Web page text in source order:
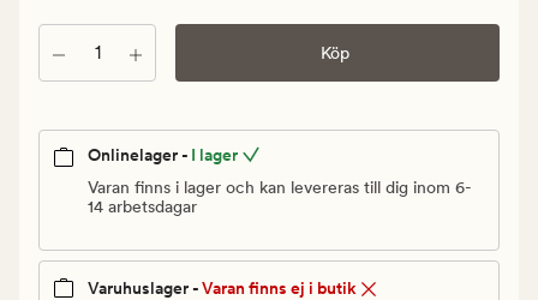
999,90
kr.
Ordinarie
11
999,90
Antal Köp
Onlinelager - I lager
Varan finns i lager och kan levereras till dig inom 6-
14 arbetsdagar
Varuhuslager -Varan finns ej i butik